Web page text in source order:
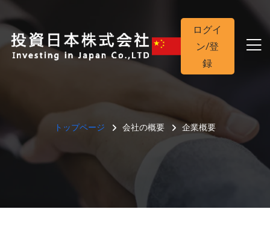
ログイ
ン/登
録
トップページ 会社の概要 企業概要